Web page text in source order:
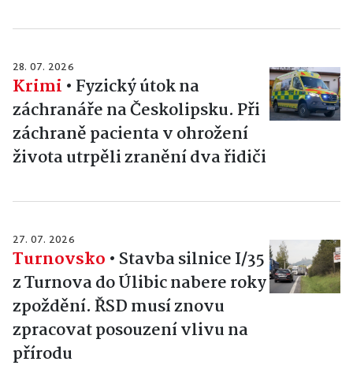
28. 07. 2026
Krimi • Fyzický útok na
záchranáře na Českolipsku. Při
záchraně pacienta v ohrožení
života utrpěli zranění dva řidiči
27. 07. 2026
Turnovsko • Stavba silnice I/35
z Turnova do Úlibic nabere roky
zpoždění. ŘSD musí znovu
zpracovat posouzení vlivu na
přírodu